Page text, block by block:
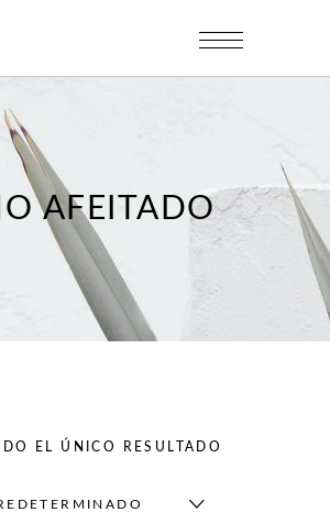
AFEITADO
EL ÚNICO RESULTADO